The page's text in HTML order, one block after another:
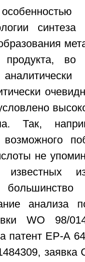
синтеза
продукта,
Так,
не
известных
анализа
WO 98/
патент ЕР-А
заявка